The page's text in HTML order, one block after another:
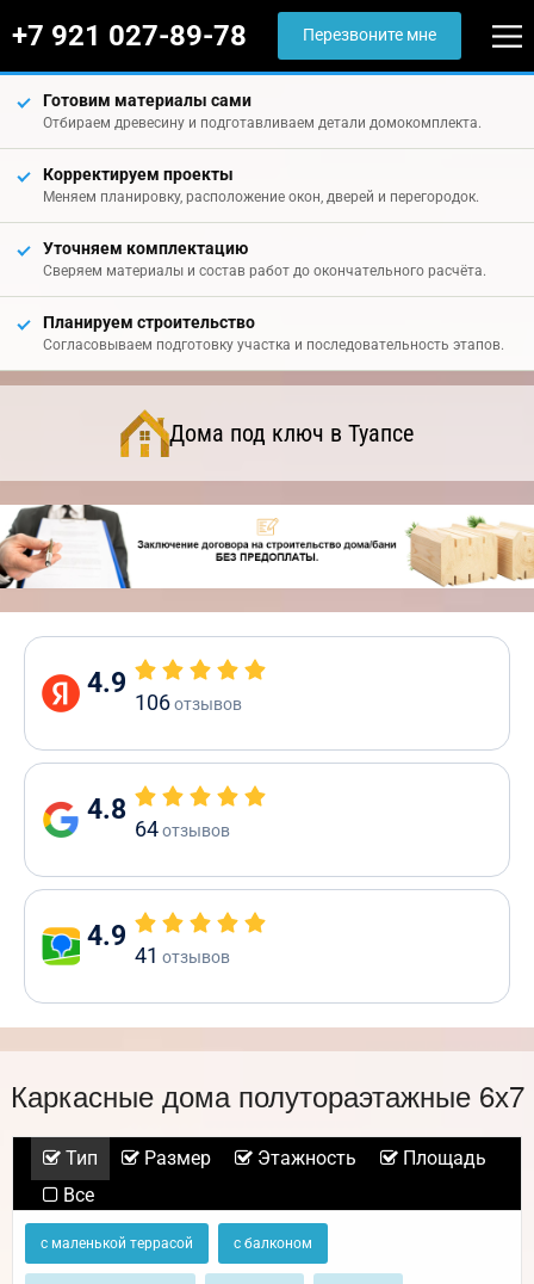
+7 921 027-89-78 Перезвоните мне
Готовим материалы сами
Отбираем древесину и подготавливаем детали домокомплекта.
Корректируем проекты
Меняем планировку, расположение окон, дверей и перегородок.
Уточняем комплектацию
Сверяем материалы и состав работ до окончательного расчёта.
Планируем строительство
Согласовываем подготовку участка и последовательность этапов.
Дома под ключ в Туапсе
4.9
106отзывов
4.8
64отзывов
4.9
41 отзывов
Каркасные дома полутораэтажные 6х7
Тип Размер Этажность
Площадь
Все
с маленькой террасой с балконом